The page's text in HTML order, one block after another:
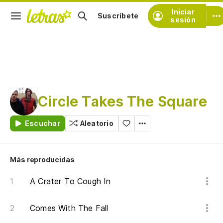
Iniciar
sesión
Suscríbete
Circle Takes The Square
Escuchar Aleatorio
Más reproducidas
A Crater To Cough In
Comes With The Fall